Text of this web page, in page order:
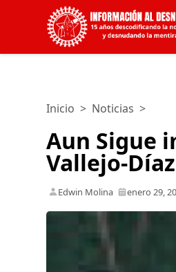
Inicio > Noticias >
Aun Sigue
Vallejo-Díaz
Edwin Molina enero 29,